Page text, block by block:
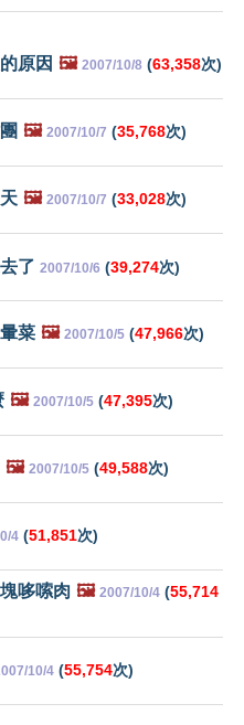
原因 🖼️ 2007/10/8 (63,358次)
🖼️ 2007/10/7 (35,768次)
🖼️ 2007/10/7 (33,028次)
了 2007/10/6 (39,274次)
菜 🖼️ 2007/10/5 (47,966次)
🖼️ 2007/10/5 (47,395次)
🖼️ 2007/10/5 (49,588次)
4 (51,851次)
哆嗦肉 🖼️ 2007/10/4 (55,714
10/4 (55,754次)